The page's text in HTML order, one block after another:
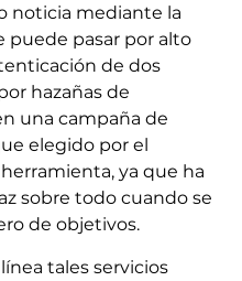
noticia mediante la
puede pasar por alto
de dos
hazañas de
una campaña de
elegido por el
ya que ha
sobre todo cuando se
de objetivos.
tales servicios